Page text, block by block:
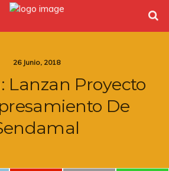
26 Junio, 2018
Lanzan Proyecto
De